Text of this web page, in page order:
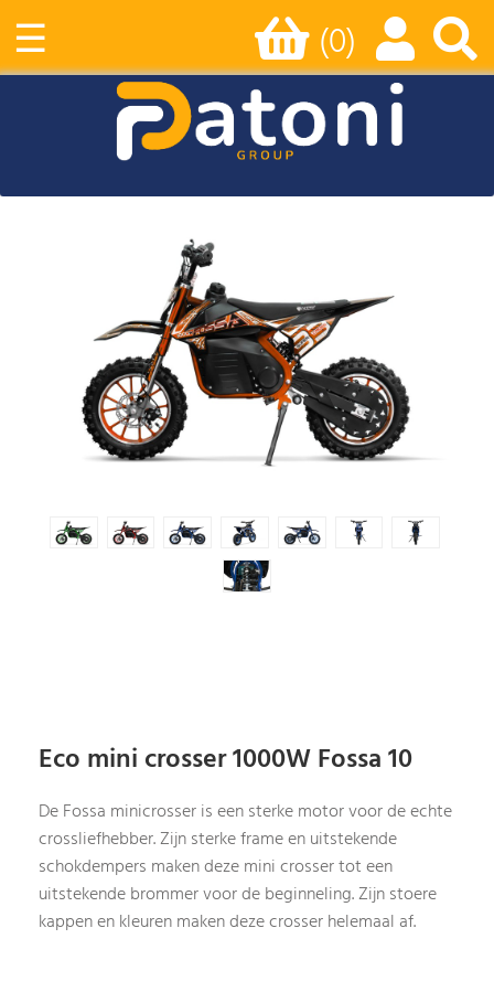
☰ (0)
Eco mini crosser 1000W Fossa 10
De Fossa minicrosser is een sterke motor voor de echte
crossliefhebber. Zijn sterke frame en uitstekende
schokdempers maken deze mini crosser tot een
uitstekende brommer voor de beginneling. Zijn stoere
kappen en kleuren maken deze crosser helemaal af.